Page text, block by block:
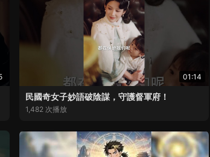
01:14
民國奇女子妙語破陰謀，守護督軍府！
1,482 次播放